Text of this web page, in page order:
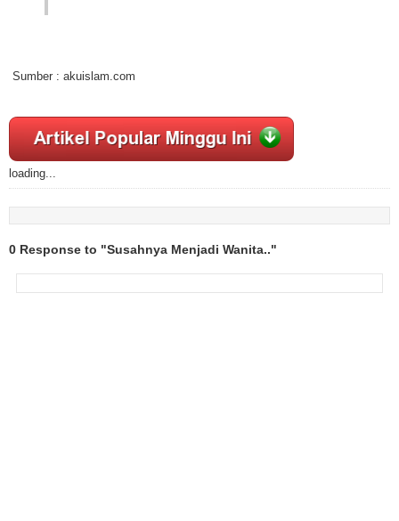
Sumber : akuislam.com
loading...
0 Response to "Susahnya Menjadi Wanita.."